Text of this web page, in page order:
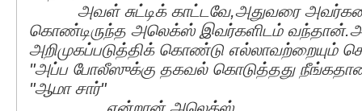
அவள் சுட்டிக் காட்டவே,அதுவரை
கொண்டிருந்த அலெக்ஸ் இவர்களிடம்
அறிமுகப்படுத்திக் கொண்டு எல்லாவற்றையும்
"அப்ப போலீஸுக்கு தகவல் கொடுத்தது
"ஆமா சார்"
என்றான் அலெக்ஸ்.